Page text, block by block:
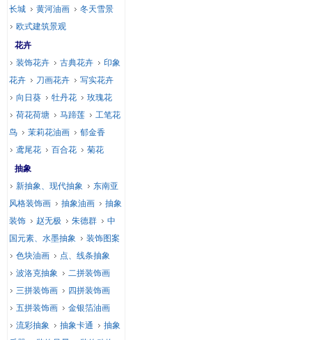
长城
黄河油画
冬天雪景
欧式建筑景观
花卉
装饰花卉
古典花卉
印象
花卉
刀画花卉
写实花卉
向日葵
牡丹花
玫瑰花
荷花荷塘
马蹄莲
工笔花
鸟
茉莉花油画
郁金香
鸢尾花
百合花
菊花
抽象
新抽象、现代抽象
东南亚
风格装饰画
抽象油画
抽象
装饰
赵无极 朱德群
中
国元素、水墨抽象
装饰图案
色块油画
点、线条抽象
波洛克抽象
二拼装饰画
三拼装饰画
四拼装饰画
五拼装饰画
金银箔油画
流彩抽象
抽象卡通
抽象